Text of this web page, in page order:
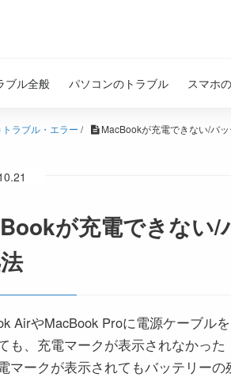
ブル全般 パソコンのトラブル スマホ
トラブル・エラー / MacBookが充電できない/バ
が充電できない/
AirやMacBook Proに電源ケーブルを
も、充電マークが表示されなかった
マークが表示されてもバッテリーの